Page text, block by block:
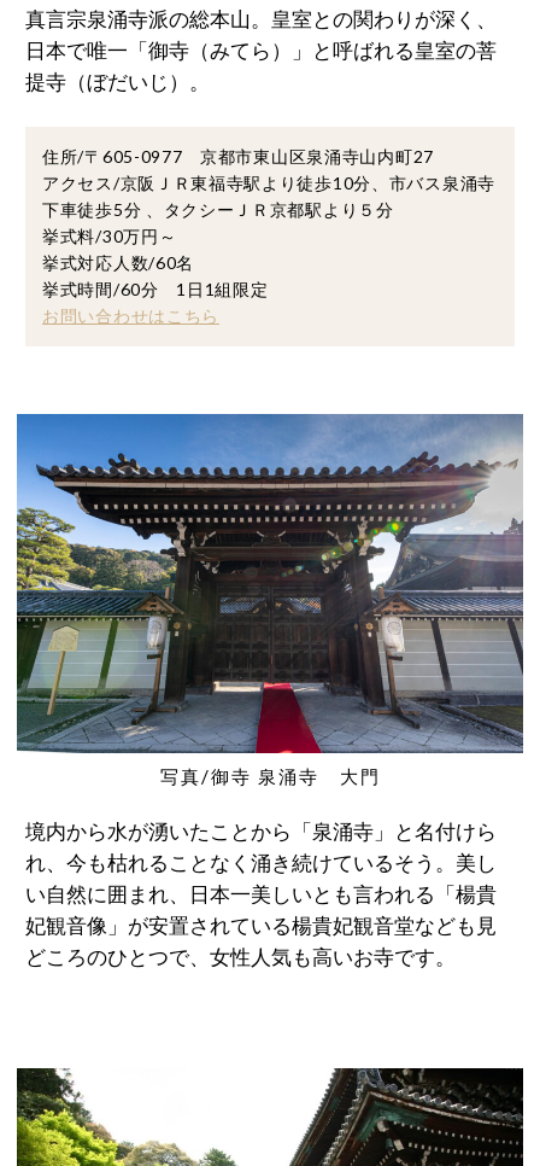
真言宗泉涌寺派の総本山。皇室との関わりが深く、
日本で唯一「御寺（みてら）」と呼ばれる皇室の菩
提寺（ぼだいじ）。
住所/〒605-0977 京都市東山区泉涌寺山内町27
アクセス/京阪ＪＲ東福寺駅より徒歩10分、市バス泉涌寺
下車徒歩5分 、タクシーＪＲ京都駅より５分
挙式料/30万円～
挙式対応人数/60名
挙式時間/60分 1日1組限定
お問い合わせはこちら
写真/御寺 泉涌寺 大門
境内から水が湧いたことから「泉涌寺」と名付けら
れ、今も枯れることなく涌き続けているそう。美し
い自然に囲まれ、日本一美しいとも言われる「楊貴
妃観音像」が安置されている楊貴妃観音堂なども見
どころのひとつで、女性人気も高いお寺です。